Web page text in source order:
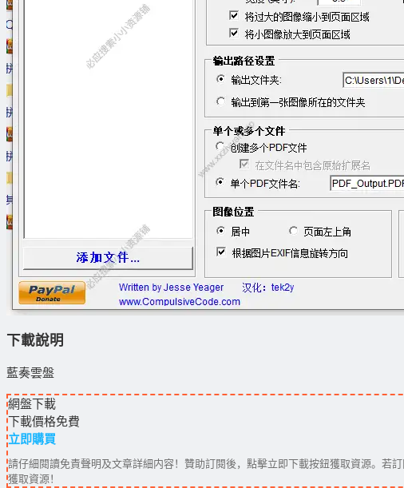
下載說明
藍奏雲盤
網盤下載
下載價格免費
立即購買
請仔細閱讀免責聲明及文章詳細内容！贊助訂閱後，點擊立即下載按鈕獲取資源。若
獲取資源！